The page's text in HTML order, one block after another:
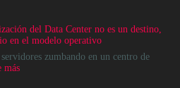
del Data Center no es un destino,
en el modelo operativo
zumbando en un centro de
más: